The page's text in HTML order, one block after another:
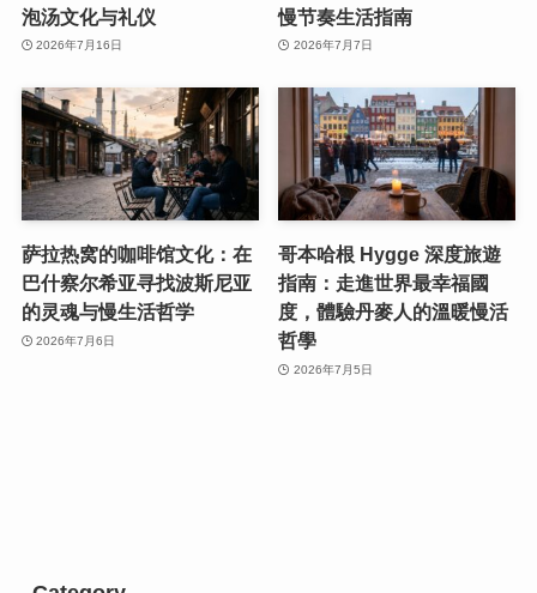
泡汤文化与礼仪
2026年7月16日
慢节奏生活指南
2026年7月7日
萨拉热窝的咖啡馆文化：在
巴什察尔希亚寻找波斯尼亚
的灵魂与慢生活哲学
2026年7月6日
哥本哈根 Hygge 深度旅遊
指南：走進世界最幸福國
度，體驗丹麥人的溫暖慢活
哲學
2026年7月5日